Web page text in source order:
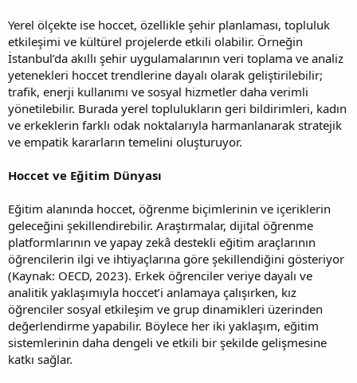
Yerel ölçekte ise hoccet, özellikle şehir planlaması, topluluk
etkileşimi ve kültürel projelerde etkili olabilir. Örneğin
İstanbul’da akıllı şehir uygulamalarının veri toplama ve analiz
yetenekleri hoccet trendlerine dayalı olarak geliştirilebilir;
trafik, enerji kullanımı ve sosyal hizmetler daha verimli
yönetilebilir. Burada yerel toplulukların geri bildirimleri, kadın
ve erkeklerin farklı odak noktalarıyla harmanlanarak stratejik
ve empatik kararların temelini oluşturuyor.
Hoccet ve Eğitim Dünyası
Eğitim alanında hoccet, öğrenme biçimlerinin ve içeriklerin
geleceğini şekillendirebilir. Araştırmalar, dijital öğrenme
platformlarının ve yapay zekâ destekli eğitim araçlarının
öğrencilerin ilgi ve ihtiyaçlarına göre şekillendiğini gösteriyor
(Kaynak: OECD, 2023). Erkek öğrenciler veriye dayalı ve
analitik yaklaşımıyla hoccet’i anlamaya çalışırken, kız
öğrenciler sosyal etkileşim ve grup dinamikleri üzerinden
değerlendirme yapabilir. Böylece her iki yaklaşım, eğitim
sistemlerinin daha dengeli ve etkili bir şekilde gelişmesine
katkı sağlar.